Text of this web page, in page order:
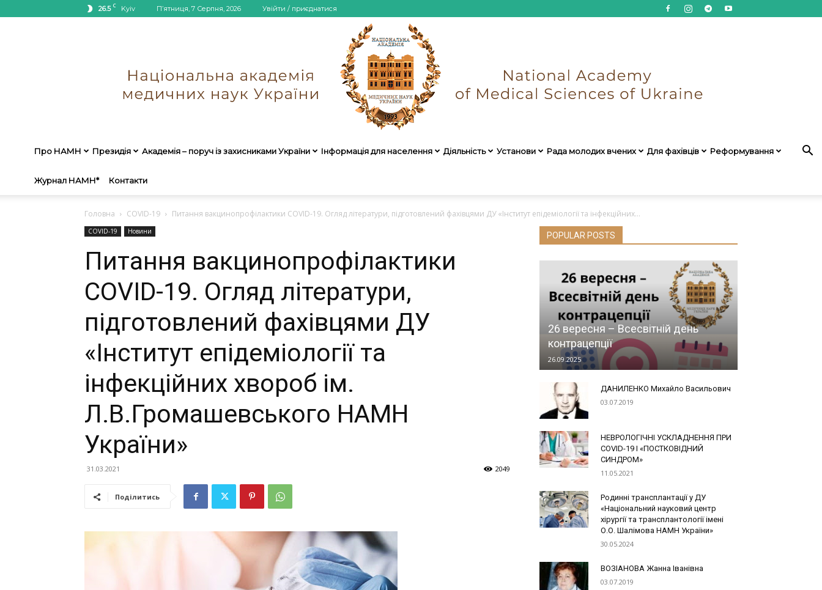
26.5 C Kyiv П’ятниця, 7 Серпня, 2026 Увійти / приєднатися
України
Про НАМН Президія Академія – поруч із захисниками України Інформація для населення Діяльність Установи Рада молодих вчених Для фахівців Реформування
Журнал НАМН* Контакти
Головна COVID-19 Питання вакцинопрофілактики COVID-19. Огляд літератури, підготовлений фахівцями ДУ «Інститут епідеміології та інфекційних...
COVID-19 Новини
Питання вакцинопрофілактики
COVID-19. Огляд літератури,
підготовлений фахівцями ДУ
«Інститут епідеміології та
інфекційних хвороб ім.
Л.В.Громашевського НАМН
України»
31.03.2021 2049
Поділитись
POPULAR POSTS
26 вересня – Всесвітній день
контрацепції
26.09.2025
ДАНИЛЕНКО Михайло Васильович
03.07.2019
НЕВРОЛОГІЧНІ УСКЛАДНЕННЯ ПРИ
COVID-19 І «ПОСТКОВІДНИЙ
СИНДРОМ»
11.05.2021
Родинні трансплантації у ДУ
«Національний науковий центр
хірургії та трансплантології імені
О.О. Шалімова НАМН України»
30.05.2024
ВОЗІАНОВА Жанна Іванівна
03.07.2019